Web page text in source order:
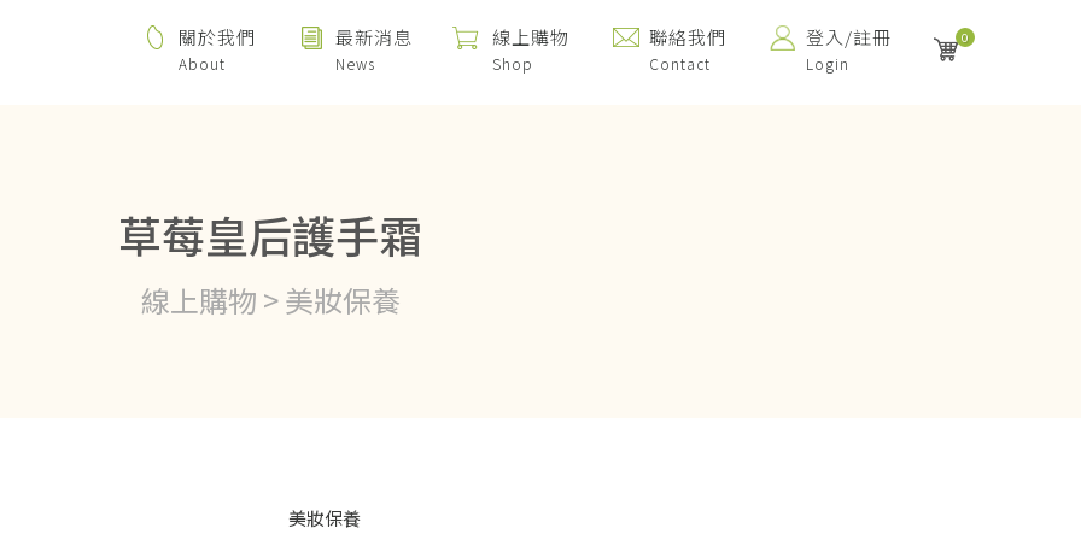
關於我們
About
最新消息
News
線上購物
Shop
聯絡我們
Contact
登入/註冊
Login
0
草莓皇后護手霜
線上購物 > 美妝保養
美妝保養